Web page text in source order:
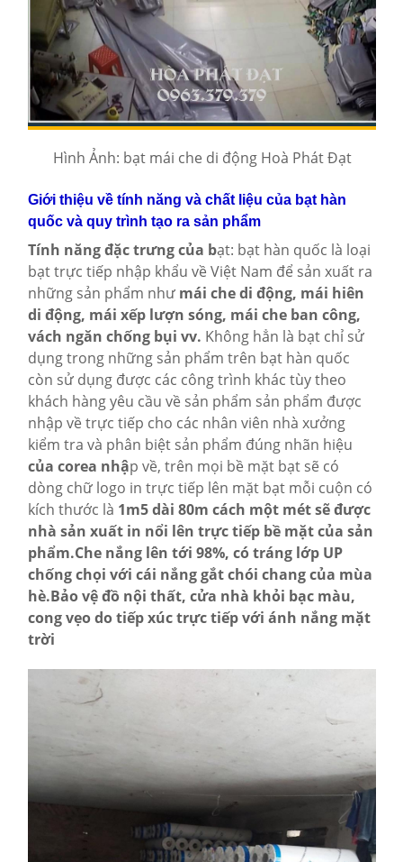
Hình Ảnh: bạt mái che di động Hoà Phát Đạt
Giới thiệu về tính năng và chất liệu của bạt hàn
quốc và quy trình tạo ra sản phẩm
Tính năng đặc trưng của bạt: bạt hàn quốc là loại
bạt trực tiếp nhập khẩu về Việt Nam để sản xuất ra
những sản phẩm như mái che di động, mái hiên
di động, mái xếp lượn sóng, mái che ban công,
vách ngăn chống bụi vv. Không hẳn là bạt chỉ sử
dụng trong những sản phẩm trên bạt hàn quốc
còn sử dụng được các công trình khác tùy theo
khách hàng yêu cầu về sản phẩm sản phẩm được
nhập về trực tiếp cho các nhân viên nhà xưởng
kiểm tra và phân biệt sản phẩm đúng nhãn hiệu
của corea nhập về, trên mọi bề mặt bạt sẽ có
dòng chữ logo in trực tiếp lên mặt bạt mỗi cuộn có
kích thước là 1m5 dài 80m cách một mét sẽ được
nhà sản xuất in nổi lên trực tiếp bề mặt của sản
phẩm.Che nắng lên tới 98%, có tráng lớp UP
chống chọi với cái nắng gắt chói chang của mùa
hè.Bảo vệ đồ nội thất, cửa nhà khỏi bạc màu,
cong vẹo do tiếp xúc trực tiếp với ánh nắng mặt
trời